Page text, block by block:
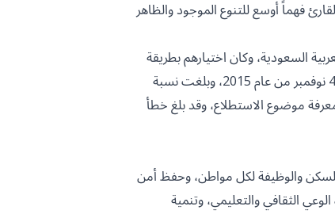
فهماً أوسع للتنوع الموجود والظاهر
المملكة العربية السعودية، وكان اختيارهم بطريقة
عشوائية، وجمعت البيانات بواسطة المقابلة الهاتفية لمن تزيد أعمارهم على 18 عاماً، ما بين 27 أكتوبر- 4 نوفمبر من عام 2015، وبلغت نسبة
قبل معرفة موضوع الاستطلاع، و18.7% رفضوا بعد معرفة موضوع الاستطلاع، وقد بلغ خطأ
السكن والوظيفة لكل مواطن، وحفظ أمن
الثقافي والتعليمي، وتنمية